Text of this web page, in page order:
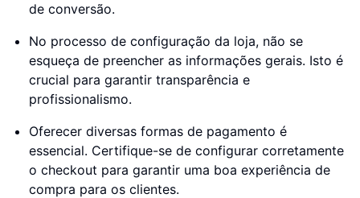
de conversão.
No processo de configuração da loja, não se
esqueça de preencher as informações gerais. Isto é
crucial para garantir transparência e
profissionalismo.
Oferecer diversas formas de pagamento é
essencial. Certifique-se de configurar corretamente
o checkout para garantir uma boa experiência de
compra para os clientes.